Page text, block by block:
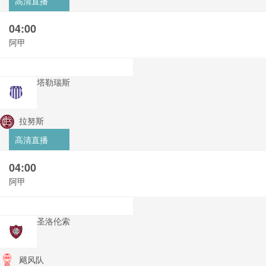
04:00
阿甲
塔勒瑞斯
拉努斯
高清直播
04:00
阿甲
圣洛伦索
飓风队